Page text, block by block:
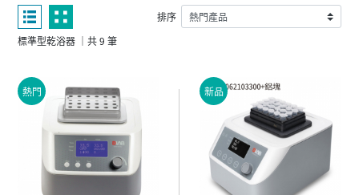
標準型乾浴器 ｜共 9 筆
排序
熱門 新品